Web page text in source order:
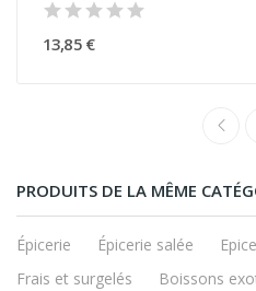
13,85 €
PRODUITS DE LA MÊME
Épicerie Épicerie salée
Frais et surgelés
Boissons